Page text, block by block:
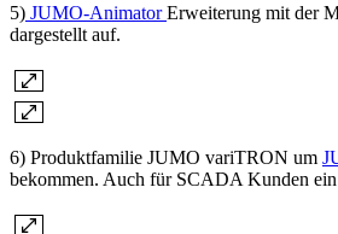
5) JUMO-AnimatorErweiterung mit der
dargestellt auf.
6) Produktfamilie JUMO variTRON um
bekommen. Auch für SCADA Kunden